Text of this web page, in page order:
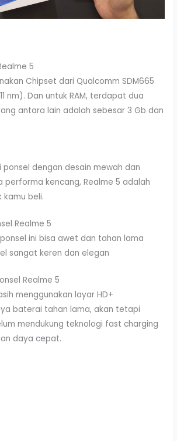
5
Chipset dari Qualcomm SDM665
nm). Dan untuk RAM, terdapat dua
antara lain adalah sebesar 3 Gb dan
ponsel dengan desain mewah dan
performa kencang, Realme 5 adalah
beli.
Realme 5
ini bisa awet dan tahan lama
sangat keren dan elegan
Realme 5
menggunakan layar HD+
baterai tahan lama, akan tetapi
mendukung teknologi fast charging
daya cepat.